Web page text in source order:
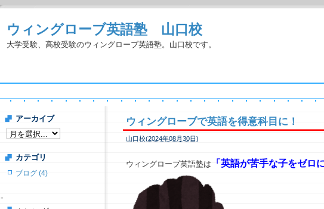
ウィングローブ英語塾 山口校
大学受験、高校受験のウィングローブ英語塾。山口校です。
ウィングローブで英語を得意科目に！
山口校(2024年08月30日)
ウィングローブ英語塾は 「 英語が苦手な子をゼロ
アーカイブ
カテゴリ
ブログ (4)
-